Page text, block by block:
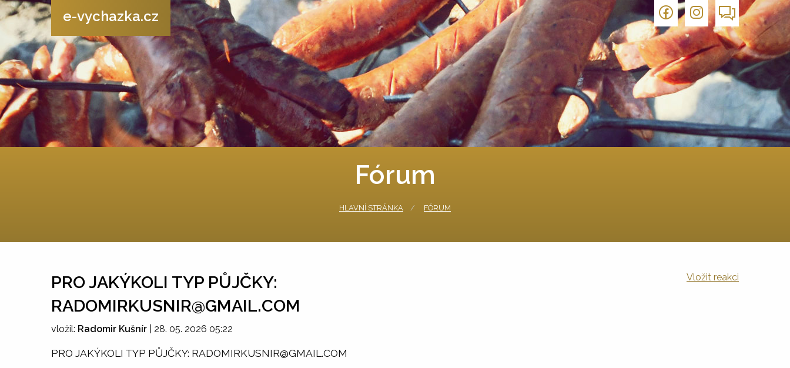
e-vychazka.cz
Fórum
HLAVNÍ STRÁNKA FÓRUM
PRO JAKÝKOLI TYP PŮJČKY:
RADOMIRKUSNIR@GMAIL.COM
Vložit reakci
vložil: Radomir Kušnír 28. 05. 2026 05:22
PRO JAKÝKOLI TYP PŮJČKY: RADOMIRKUSNIR@GMAIL.COM